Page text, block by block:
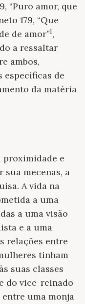
“Puro amor, que
179, “Que
de amor”1,
a ressaltar
ambos,
específicas de
da matéria
proximidade e
sua mecenas, a
A vida na
a uma
a uma visão
e a uma
relações entre
tinham
suas classes
do vice-reinado
uma monja